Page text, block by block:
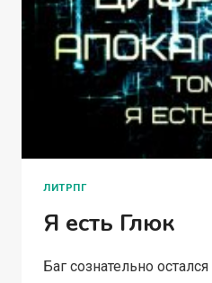
ЛИТРПГ
Я есть Глюк
Баг сознательно